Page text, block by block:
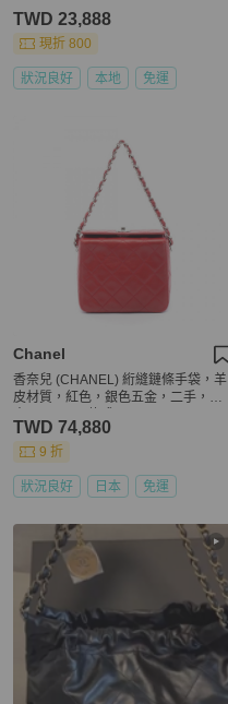
TWD 23,888
現折 800
狀況良好 本地 免運
Chanel
香奈兒 (CHANEL) 絎縫鏈條手袋，羊
皮材質，紅色，銀色五金，二手，女
TWD 74,880
9 折
狀況良好 日本 免運